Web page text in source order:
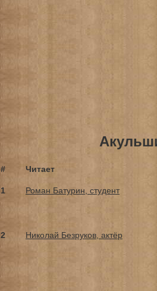
# Читает
1 Роман Батурин, студент
2 Николай Безруков, актёр